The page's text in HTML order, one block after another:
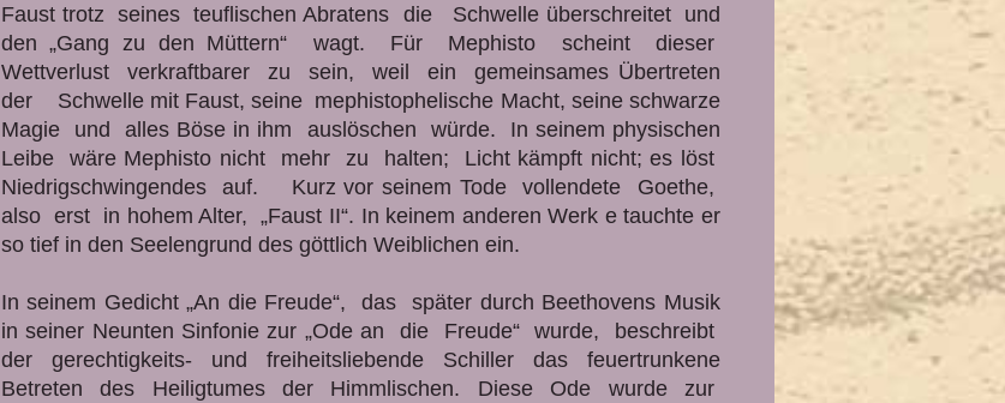
Faust trotz seines teuflischen Abratens die Schwelle überschreitet und
den „Gang zu den Müttern“ wagt. Für Mephisto scheint dieser
Wettverlust verkraftbarer zu sein, weil ein gemeinsames Übertreten
der Schwelle mit Faust, seine mephistophelische Macht, seine schwarze
Magie und alles Böse in ihm auslöschen würde. In seinem physischen
Leibe wäre Mephisto nicht mehr zu halten; Licht kämpft nicht; es löst
Niedrigschwingendes auf. Kurz vor seinem Tode vollendete Goethe,
also erst in hohem Alter, „Faust II“. In keinem anderen Werk e tauchte er
so tief in den Seelengrund des göttlich Weiblichen ein.
In seinem Gedicht „An die Freude“, das später durch Beethovens Musik
in seiner Neunten Sinfonie zur „Ode an die Freude“ wurde, beschreibt
der gerechtigkeits- und freiheitsliebende Schiller das feuertrunkene
Betreten des Heiligtumes der Himmlischen. Diese Ode wurde zur